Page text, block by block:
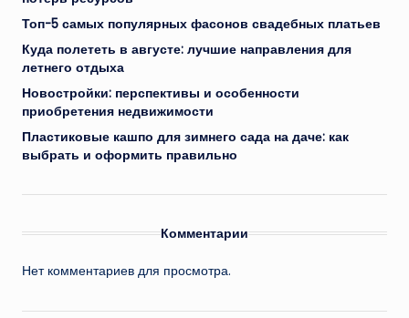
Топ-5 самых популярных фасонов свадебных платьев
Куда полететь в августе: лучшие направления для
летнего отдыха
Новостройки: перспективы и особенности
приобретения недвижимости
Пластиковые кашпо для зимнего сада на даче: как
выбрать и оформить правильно
Комментарии
Нет комментариев для просмотра.